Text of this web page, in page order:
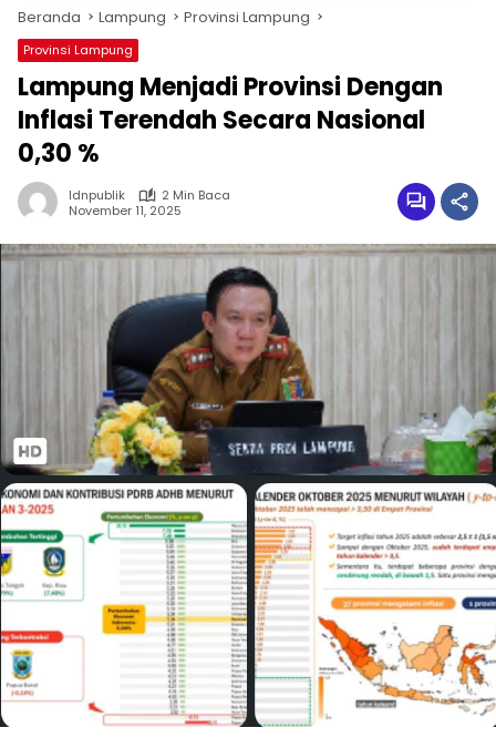
Beranda Lampung Provinsi Lampung
Provinsi Lampung
Lampung Menjadi Provinsi Dengan
Inflasi Terendah Secara Nasional
0,30 %
Idnpublik
2 Min Baca
November 11, 2025